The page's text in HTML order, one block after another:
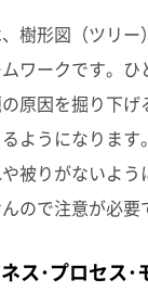
樹形図（ツリー
ワークです。ひ
原因を掘り下げ
ようになります
被りがないよう
ので注意が必要
ス･プロセス･